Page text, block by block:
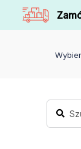
Szukaj:
Szukaj